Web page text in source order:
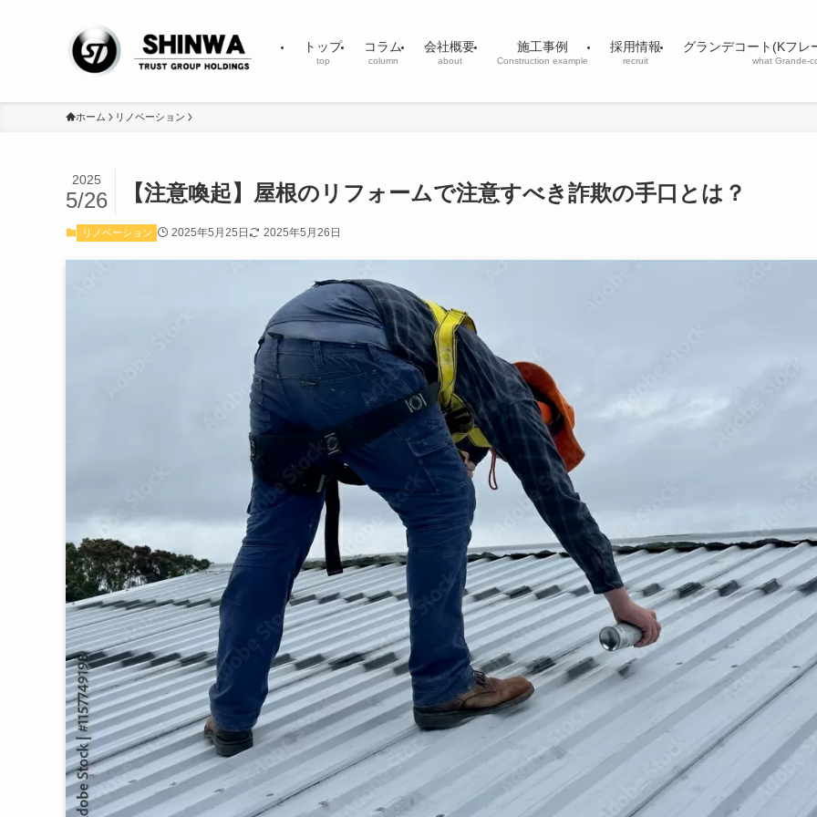
トップ
top
コラム
column
会社概要
about
施工事例
Construction example
採用情報
recruit
グランデコート(Kフレ
what Grande-
ホーム リノベーション
【注意喚起】屋根のリフォームで注意すべき詐欺の手口とは？
2025
5/26
リノベーション 2025年5月25日 2025年5月26日